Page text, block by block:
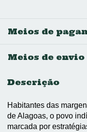
Meios de
Meios de envio
Descrição
Habitantes das
de Alagoas, o povo
marcada por